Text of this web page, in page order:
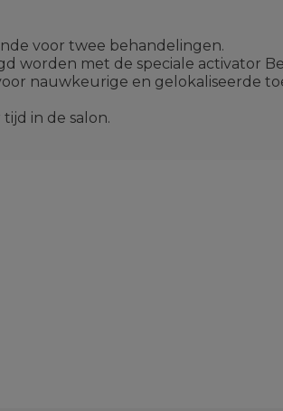
voor twee behandelingen.
worden met de speciale activator
nauwkeurige en gelokaliseerde
in de salon.